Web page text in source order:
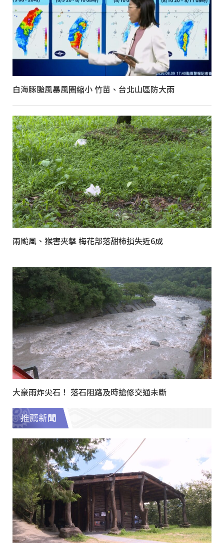
白海豚颱風暴風圈縮小 竹苗、台北山區防大雨
兩颱風、猴害夾擊 梅花部落甜柿損失近6成
大豪雨炸尖石！ 落石阻路及時搶修交通未斷
推薦新聞